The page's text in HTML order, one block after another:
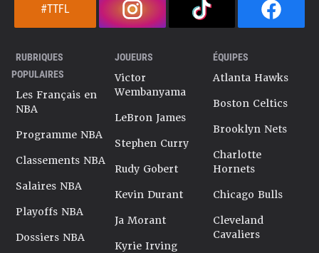
#TTFL
RUBRIQUES
POPULAIRES
Les Français en
NBA
Programme NBA
Classements NBA
Salaires NBA
Playoffs NBA
Dossiers NBA
JOUEURS
Victor
Wembanyama
LeBron James
Stephen Curry
Rudy Gobert
Kevin Durant
Ja Morant
Kyrie Irving
ÉQUIPES
Atlanta Hawks
Boston Celtics
Brooklyn Nets
Charlotte
Hornets
Chicago Bulls
Cleveland
Cavaliers